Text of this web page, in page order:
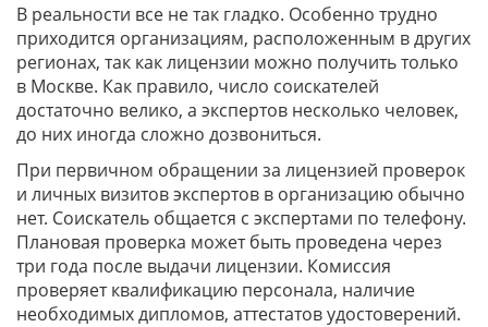
В реальности все не так гладко. Особенно трудно
приходится организациям, расположенным в других
регионах, так как лицензии можно получить только
в Москве. Как правило, число соискателей
достаточно велико, а экспертов несколько человек,
до них иногда сложно дозвониться.
При первичном обращении за лицензией проверок
и личных визитов экспертов в организацию обычно
нет. Соискатель общается с экспертами по телефону.
Плановая проверка может быть проведена через
три года после выдачи лицензии. Комиссия
проверяет квалификацию персонала, наличие
необходимых дипломов, аттестатов удостоверений.